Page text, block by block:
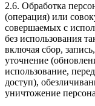
2.6. Обработка
(операция) или
совершаемых с
без использования
включая сбор,
уточнение
использование,
доступ),
уничтожение